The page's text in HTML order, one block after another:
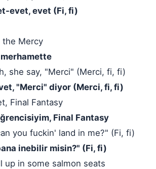
evet, evet (Fi, fi)
the Mercy
she say, "Merci" (Merci, fi, fi)
"Merci" diyor (Merci, fi, fi)
Final Fantasy
Final Fantasy
you fuckin' land in me?" (Fi, fi)
inebilir misin?" (Fi, fi)
up in some salmon seats